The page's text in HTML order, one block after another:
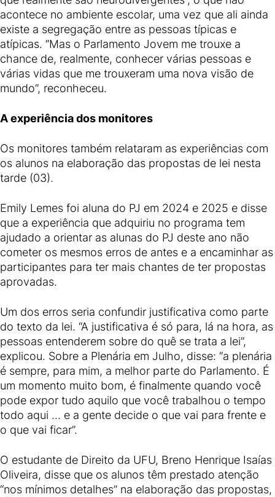
acontece no ambiente escolar, uma vez que ali ainda
existe a segregação entre as pessoas típicas e
atípicas. “Mas o Parlamento Jovem me trouxe a
chance de, realmente, conhecer várias pessoas e
várias vidas que me trouxeram uma nova visão de
mundo”, reconheceu.
A experiência dos monitores
Os monitores também relataram as experiências com
os alunos na elaboração das propostas de lei nesta
tarde (03).
Emily Lemes foi aluna do PJ em 2024 e 2025 e disse
que a experiência que adquiriu no programa tem
ajudado a orientar as alunas do PJ deste ano não
cometer os mesmos erros de antes e a encaminhar as
participantes para ter mais chantes de ter propostas
aprovadas.
Um dos erros seria confundir justificativa como parte
do texto da lei. “A justificativa é só para, lá na hora, as
pessoas entenderem sobre do quê se trata a lei”,
explicou. Sobre a Plenária em Julho, disse: “a plenária
é sempre, para mim, a melhor parte do Parlamento. É
um momento muito bom, é finalmente quando você
pode expor tudo aquilo que você trabalhou o tempo
todo aqui ... e a gente decide o que vai para frente e
o que vai ficar”.
O estudante de Direito da UFU, Breno Henrique Isaías
Oliveira, disse que os alunos têm prestado atenção
“nos mínimos detalhes” na elaboração das propostas,